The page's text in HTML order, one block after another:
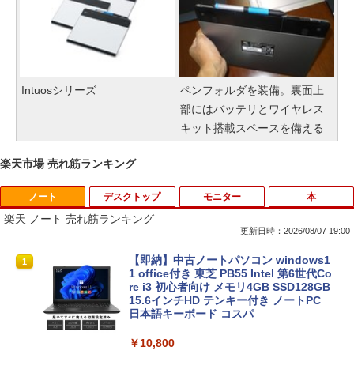
Intuosシリーズ
ペンフォルダを装備。裏面上
部にはバッテリとワイヤレス
キット搭載スペースを備える
楽天市場 売れ筋ランキング
ノート
楽天 ノート 売れ筋ランキング
更新日時：2026/08/07 19:00
1
【即納】中古ノートパソコン windows1
1 office付き 東芝 PB55 Intel 第6世代Co
re i3 初心者向け メモリ4GB SSD128GB
15.6インチHD テンキー付き ノートPC
日本語キーボード コスパ
￥10,800
デスクトップ モニター 本